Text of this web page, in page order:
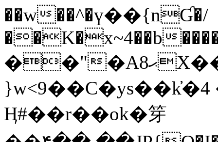
��w��^�ү��{nƓ�/
��K�x~4��b
��"�Aޙ8X��M��K�D
}w<9��C�ys��k҆�޼� :���4�� 4�E0���oӮ�
Ӊ#��r��ok�笌